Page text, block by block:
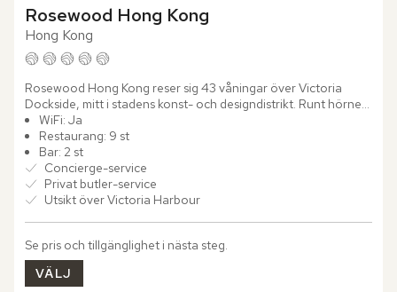
Rosewood Hong Kong
Hong Kong
Rosewood Hong Kong reser sig 43 våningar över Victoria
Dockside, mitt i stadens konst- och designdistrikt. Runt hörnet
väntar hamnpromenaden, gallerier och butiker som speglar...
WiFi: Ja
Restaurang: 9 st
Bar: 2 st
Concierge-service
Privat butler-service
Utsikt över Victoria Harbour
Se pris och tillgänglighet i nästa steg.
VÄLJ